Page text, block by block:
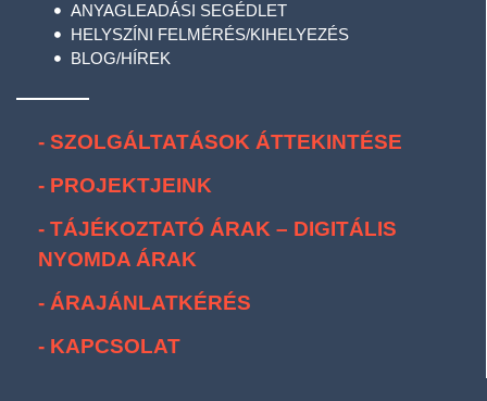
ANYAGLEADÁSI SEGÉDLET
HELYSZÍNI FELMÉRÉS/KIHELYEZÉS
BLOG/HÍREK
- SZOLGÁLTATÁSOK ÁTTEKINTÉSE
- PROJEKTJEINK
- TÁJÉKOZTATÓ ÁRAK – DIGITÁLIS
NYOMDA ÁRAK
- ÁRAJÁNLATKÉRÉS
- KAPCSOLAT